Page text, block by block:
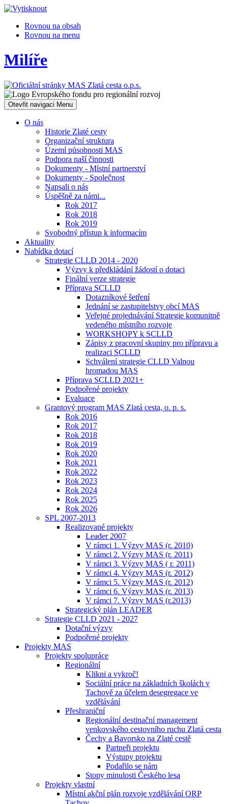
Rovnou na obsah
Rovnou na menu
Milíře
Otevřit navigaci Menu
O nás
Historie Zlaté cesty
Organizační struktura
Území působnosti MAS
Podpora naší činnosti
Dokumenty - Místní partnerství
Dokumenty - Společnost
Napsali o nás
Úspěšně za námi...
Rok 2017
Rok 2018
Rok 2019
Svobodný přístup k informacím
Aktuality
Nabídka dotací
Strategie CLLD 2014 - 2020
Výzvy k předkládání žádostí o dotaci
Finální verze strategie
Příprava SCLLD
Dotazníkové šetření
Jednání se zastupitelstvy obcí MAS
Veřejné projednávání Strategie komunitně
vedeného místního rozvoje
WORKSHOPY k SCLLD
Zápisy z pracovní skupiny pro přípravu a
realizaci SCLLD
Schválení strategie CLLD Valnou
hromadou MAS
Příprava SCLLD 2021+
Podpořené projekty
Evaluace
Grantový program MAS Zlatá cesta, o. p. s.
Rok 2016
Rok 2017
Rok 2018
Rok 2019
Rok 2020
Rok 2021
Rok 2022
Rok 2023
Rok 2024
Rok 2025
Rok 2026
SPL 2007-2013
Realizované projekty
Leader 2007
V rámci 1. Výzvy MAS (r. 2010)
V rámci 2. Výzvy MAS (r. 2011)
V rámci 3. Výzvy MAS ( r. 2011)
V rámci 4. Výzvy MAS (r. 2012)
V rámci 5. Výzvy MAS (r. 2012)
V rámci 6. Výzvy MAS (r. 2013)
V rámci 7. Výzvy MAS (r.2013)
Strategický plán LEADER
Strategie CLLD 2021 - 2027
Dotační výzvy
Podpořené projekty
Projekty MAS
Projekty spolupráce
Regionální
Klikni a vykroč!
Sociální práce na základních školách v
Tachově za účelem desegregace ve
vzdělávání
Přeshraniční
Regionální destinační management
venkovského cestovního ruchu Zlatá cesta
Čechy a Bavorsko na Zlaté cestě
Partneři projektu
Výstupy projektu
Podařilo se nám
Stopy minulosti Českého lesa
Projekty vlastní
Místní akční plán rozvoje vzdělávání ORP